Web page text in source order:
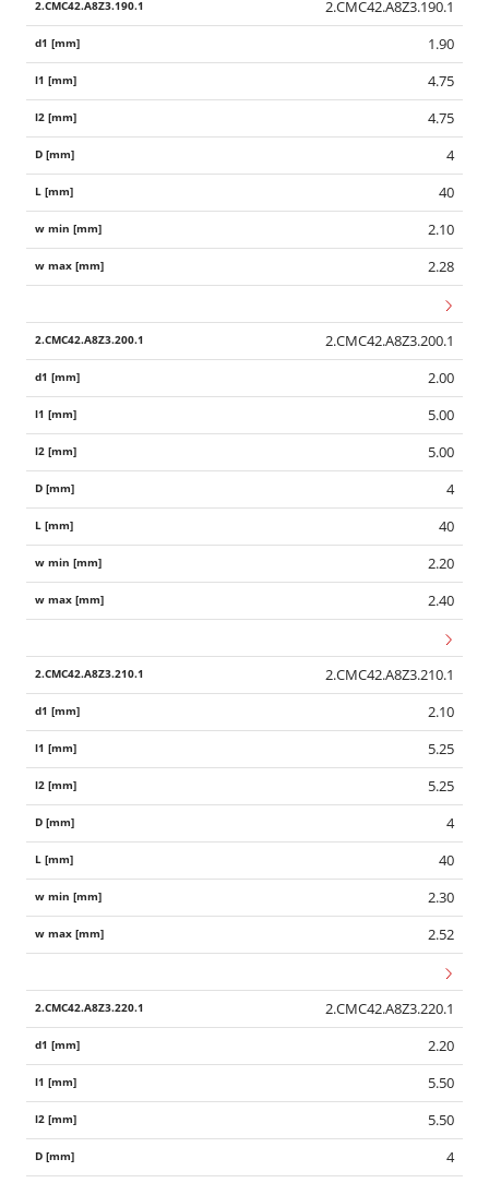
2.CMC42.A8Z3.190.1
1.90
4.75
4.75
4
40
2.10
2.28
2.CMC42.A8Z3.200.1
2.00
5.00
5.00
4
40
2.20
2.40
2.CMC42.A8Z3.210.1
2.10
5.25
5.25
4
40
2.30
2.52
2.CMC42.A8Z3.220.1
2.20
5.50
5.50
4